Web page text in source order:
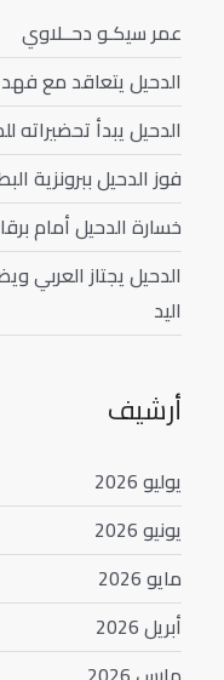
عمر سيكـو دحــلاوي
الدحيل يتعاقد مع
الدحيل يبدأ تحضيراته
فوز الدحيل ببرونزية
خسارة الدحيل أمام
الدحيل يجتاز العربي
اليد
أرشيف
يوليو 2026
يونيو 2026
مايو 2026
أبريل 2026